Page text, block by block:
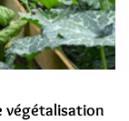
végétalisation